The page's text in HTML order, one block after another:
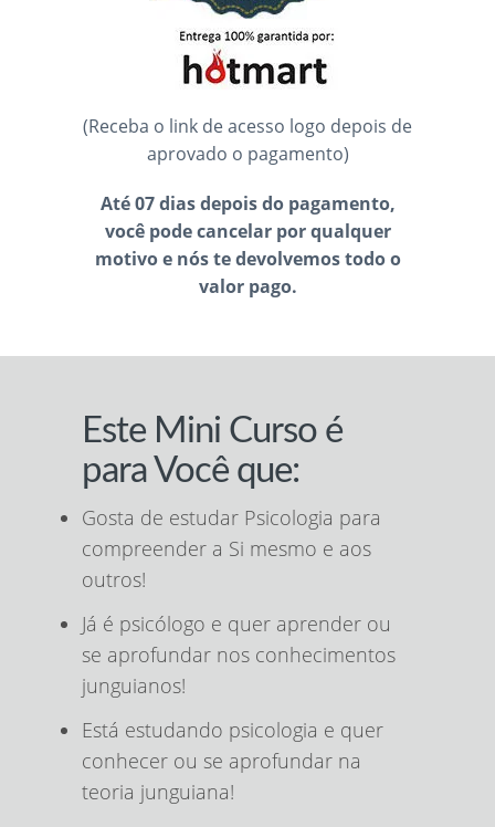
(Receba o link de acesso logo depois de
aprovado o pagamento)
Até 07 dias depois do pagamento,
você pode cancelar por qualquer
motivo e nós te devolvemos todo o
valor pago.
Este Mini Curso é
para Você que:
Gosta de estudar Psicologia para
compreender a Si mesmo e aos
outros!
Já é psicólogo e quer aprender ou
se aprofundar nos conhecimentos
junguianos!
Está estudando psicologia e quer
conhecer ou se aprofundar na
teoria junguiana!